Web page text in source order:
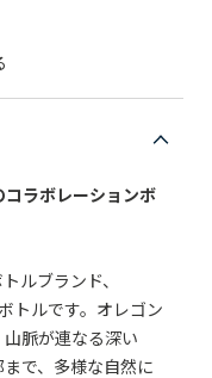
ラボレーションボ
ルブランド、
トルです。オレゴン
脈が連なる深い
で、多様な自然に